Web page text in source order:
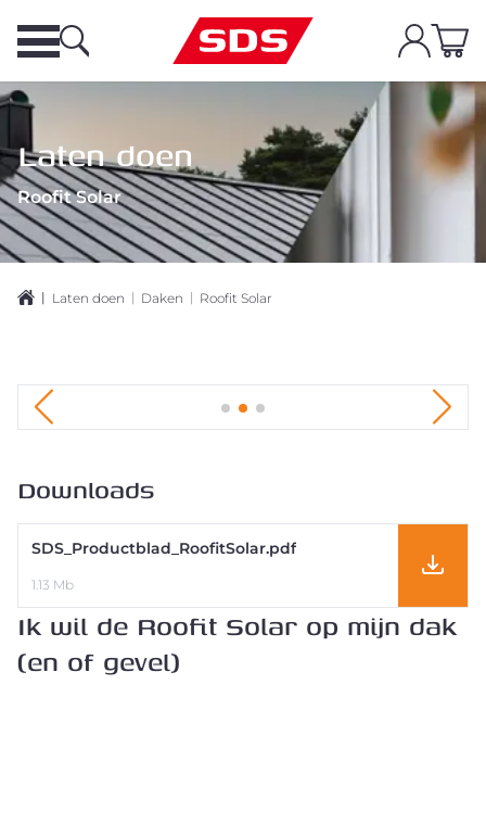
Laten doen
Roofit Solar
| Laten doen | Daken | Roofit Solar
Ik wil de Roofit Solar op mijn dak
(en of gevel)
Downloads
SDS_Productblad_RoofitSolar.pdf
1.13 Mb